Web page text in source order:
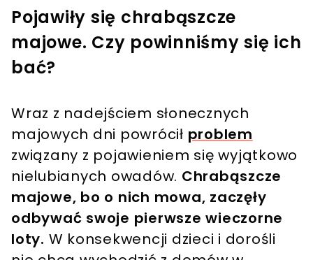
Pojawiły się chrabąszcze
majowe. Czy powinniśmy się ich
bać?
Wraz z nadejściem słonecznych
majowych dni powrócił problem
związany z pojawieniem się wyjątkowo
nielubianych owadów. Chrabąszcze
majowe, bo o nich mowa, zaczęły
odbywać swoje pierwsze wieczorne
loty. W konsekwencji dzieci i dorośli